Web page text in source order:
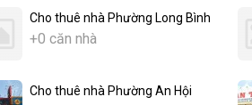
Cho thuê nhà Phường Long Bình
+0 căn nhà
Cho thuê nhà Phường An Hội